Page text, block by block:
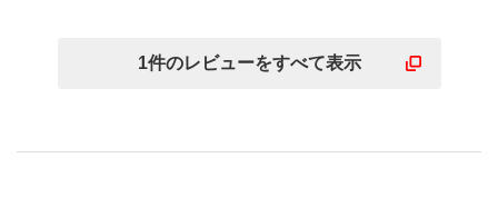
1件のレビューをすべて表示